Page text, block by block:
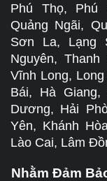
Phú Thọ, Phú
Quảng Ngãi,
Sơn La, Lạng
Nguyên,
Vĩnh Long,
Bái, Hà
Dương, Hải
Yên, Khánh
Lào Cai, Lâm
Nhằm Đảm